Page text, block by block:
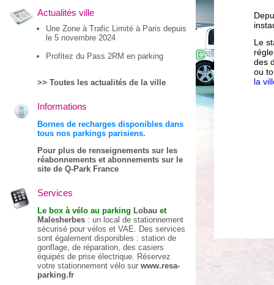
Actualités ville
Une Zone à Trafic Limité à Paris depuis
le 5 novembre 2024
Profitez du Pass 2RM en parking
>> Toutes les actualités de la ville
Informations
Bornes de recharges disponibles dans
tous nos parkings parisiens.
Pour plus de renseignements sur les
réabonnements et abonnements sur le
site de Q-Park France
Services
Le box à vélo au parking Lobau et
Malesherbes : un local de stationnement
sécurisé pour vélos et VAE. Des services
sont également disponibles : station de
gonflage, de réparation, des casiers
équipés de prise électrique. Réservez
votre stationnement vélo sur www.resa-
parking.fr
Le
des
ou
la